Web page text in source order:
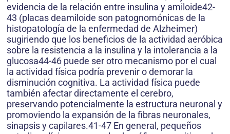
evidencia de la relación entre insulina y amiloide42-
43 (placas deamiloide son patognomónicas de la
histopatología de la enfermedad de Alzheimer)
sugiriendo que los beneficios de la actividad aeróbica
sobre la resistencia a la insulina y la intolerancia a la
glucosa44-46 puede ser otro mecanismo por el cual
la actividad física podría prevenir o demorar la
disminución cognitiva. La actividad física puede
también afectar directamente el cerebro,
preservando potencialmente la estructura neuronal y
promoviendo la expansión de la fibras neuronales,
sinapsis y capilares.41-47 En general, pequeños